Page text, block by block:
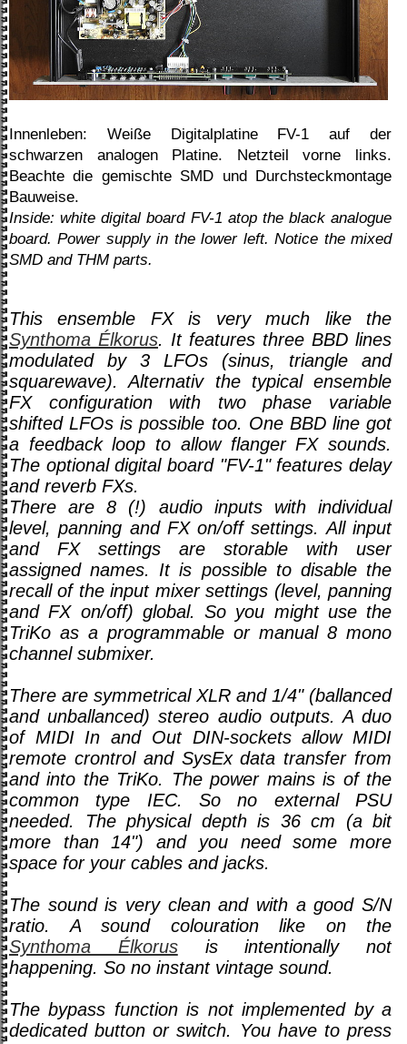
Innenleben: Weiße Digitalplatine FV-1 auf der
schwarzen analogen Platine. Netzteil vorne links.
Beachte die gemischte SMD und Durchsteckmontage
Bauweise.
Inside: white digital board FV-1 atop the black analogue
board. Power supply in the lower left. Notice the mixed
SMD and THM parts.
This ensemble FX is very much like the
Synthoma Élkorus. It features three BBD lines
modulated by 3 LFOs (sinus, triangle and
squarewave). Alternativ the typical ensemble
FX configuration with two phase variable
shifted LFOs is possible too. One BBD line got
a feedback loop to allow flanger FX sounds.
The optional digital board "FV-1" features delay
and reverb FXs.
There are 8 (!) audio inputs with individual
level, panning and FX on/off settings. All input
and FX settings are storable with user
assigned names. It is possible to disable the
recall of the input mixer settings (level, panning
and FX on/off) global. So you might use the
TriKo as a programmable or manual 8 mono
channel submixer.
There are symmetrical XLR and 1/4" (ballanced
and unballanced) stereo audio outputs. A duo
of MIDI In and Out DIN-sockets allow MIDI
remote crontrol and SysEx data transfer from
and into the TriKo. The power mains is of the
common type IEC. So no external PSU
needed. The physical depth is 36 cm (a bit
more than 14") and you need some more
space for your cables and jacks.
The sound is very clean and with a good S/N
ratio. A sound colouration like on the
Synthoma Élkorusis intentionally not
happening. So no instant vintage sound.
The bypass function is not implemented by a
dedicated button or switch. You have to press